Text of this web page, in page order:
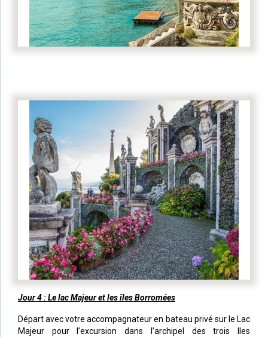
Jour 4 : Le lac Majeur et les îles Borromées
Départ avec votre accompagnateur en bateau privé sur le Lac
Majeur pour l’excursion dans l’archipel des trois Iles